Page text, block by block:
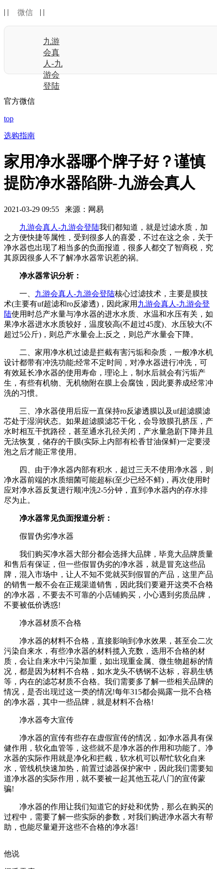
| | 微信 | |
九游
会真
人-九
游会
登陆
官方微信
top
选购指南
家用净水器哪个牌子好？谨慎
提防净水器陷阱-九游会真人
2021-03-29 09:55 来源：网易
九游会真人-九游会登陆我们都知道，就是过滤水质，加
之方便快捷等属性，受到很多人的喜爱，不过在这之余，关于
净水器也出现了相当多的负面报道，很多人都交了智商税，究
其原因很多人不了解净水器常识惹的祸。
净水器常识分析：
一、 九游会真人-九游会登陆核心过滤技术，主要是膜技
术(主要有uf超滤和ro反渗透)，因此家用 九游会真人-九游会登
陆使用时总产水量与净水器的进水水质、水温和水压有关，如
果净水器进水水质较好，温度较高(不超过45度)、水压较大(不
超过5公斤)，则总产水量会上;反之，则总产水量会下降。
二、家用净水机过滤是拦截有害污垢和杂质，一般净水机
设计都带有冲洗功能;经常不定时间，对净水器进行冲洗，可
有效延长净水器的使用寿命，理论上，制水后就会有污垢产
生，有些有机物、无机物附在膜上会腐蚀，因此要养成经常冲
洗的习惯。
三、净水器使用后应一直保持ro反渗透膜以及uf超滤膜滤
芯处于湿润状态。如果超滤膜滤芯干化，会导致膜孔挤压，产
水时相互干扰路径，甚至通水孔径关闭，产水量急剧下降并且
无法恢复，储存的干膜(实际上内部有松香甘油保鲜)一定要浸
泡之后才能正常使用。
四、由于净水器内部有积水，超过三天不使用净水器，则
净水器前端的水质细菌可能超标(至少已经不鲜)，再次使用时
应对净水器反复进行顺冲洗2-5分钟，直到净水器内的存水排
尽为止。
净水器常见负面报道分析：
假冒伪劣净水器
我们购买净水器大部分都会选择大品牌，毕竟大品牌质量
和售后有保证，但一些假冒伪劣的净水器，就是冒充这些品
牌，混入市场中，让人不知不觉就买到假冒的产品，这里产品
的销售一般不会在正规渠道销售，因此我们要避开这类不合格
的净水器，不要去不可靠的小店铺购买，小心遇到劣质品牌，
不要被低价诱惑!
净水器材质不合格
净水器的材料不合格，直接影响到净水效果，甚至会二次
污染自来水，有些净水器的材料揽入充数，选用不合格的材
质，会让自来水中污染加重，如出现重金属、微生物超标的情
况，都是因为材料不合格，如水龙头不锈钢不达标，容易生锈
等，内在的滤芯材质不合格。我们需要多了解一些相关品牌的
情况，是否出现过这一类的情况!每年315都会揭露一批不合格
的净水器，其中一些品牌，就是材料不合格!
净水器夸大宣传
净水器的宣传有些存在虚假宣传的情况，如净水器具有保
健作用，软化血管等，这些就不是净水器的作用和功能了。净
水器的实际作用就是净化和拦截，软水机可以帮忙软化自来
水，管线机快速加热，前置过滤器保护家中，因此我们需要知
道净水器的实际作用，就不要被一起其他五花八门的宣传蒙
骗!
净水器的作用让我们知道它的好处和优势，那么在购买的
过程中，需要了解一些实际的参数，对我们购进净水器大有帮
助，也能尽量避开这些不合格的净水器!
他说